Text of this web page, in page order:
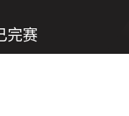
完赛